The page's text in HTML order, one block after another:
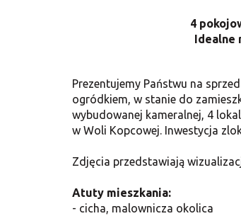
4
Idealne
Prezentujemy Państwu na
ogródkiem, w stanie do
wybudowanej kameralnej, 4
w Woli Kopcowej. Inwestycja
Zdjęcia przedstawiają
Atuty mieszkania:
- cicha, malownicza okolica